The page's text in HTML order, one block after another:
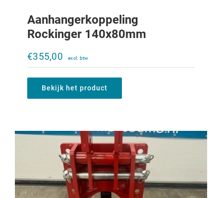
Aanhangerkoppeling
Rockinger 140x80mm
€355,00
Bekijk het product
Verstelbare trekbek Ladder 633-933
€500,00